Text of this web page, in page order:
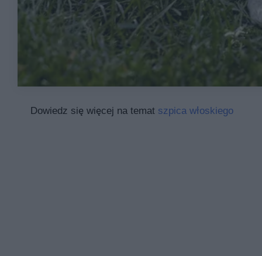
Dowiedz się więcej na temat szpica włoskiego